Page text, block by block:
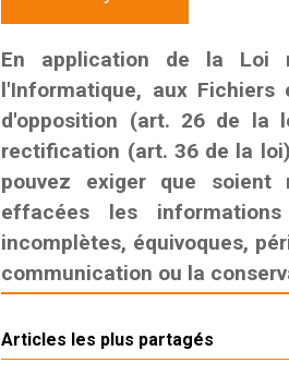
En application de la Loi
l'Informatique, aux
d'opposition (art. 26 de la
rectification (art. 36 de la
pouvez exiger que soient
effacées les
incomplètes, équivoques,
communication ou la
Articles les plus partagés